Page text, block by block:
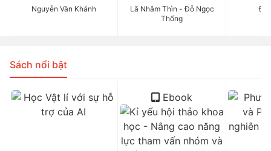
Nguyễn Văn Khánh
Cánh Diều)
Lã Nhâm Thìn - Đỗ Ngọc
Thống
Đỗ
Sách nổi bật
Ebook